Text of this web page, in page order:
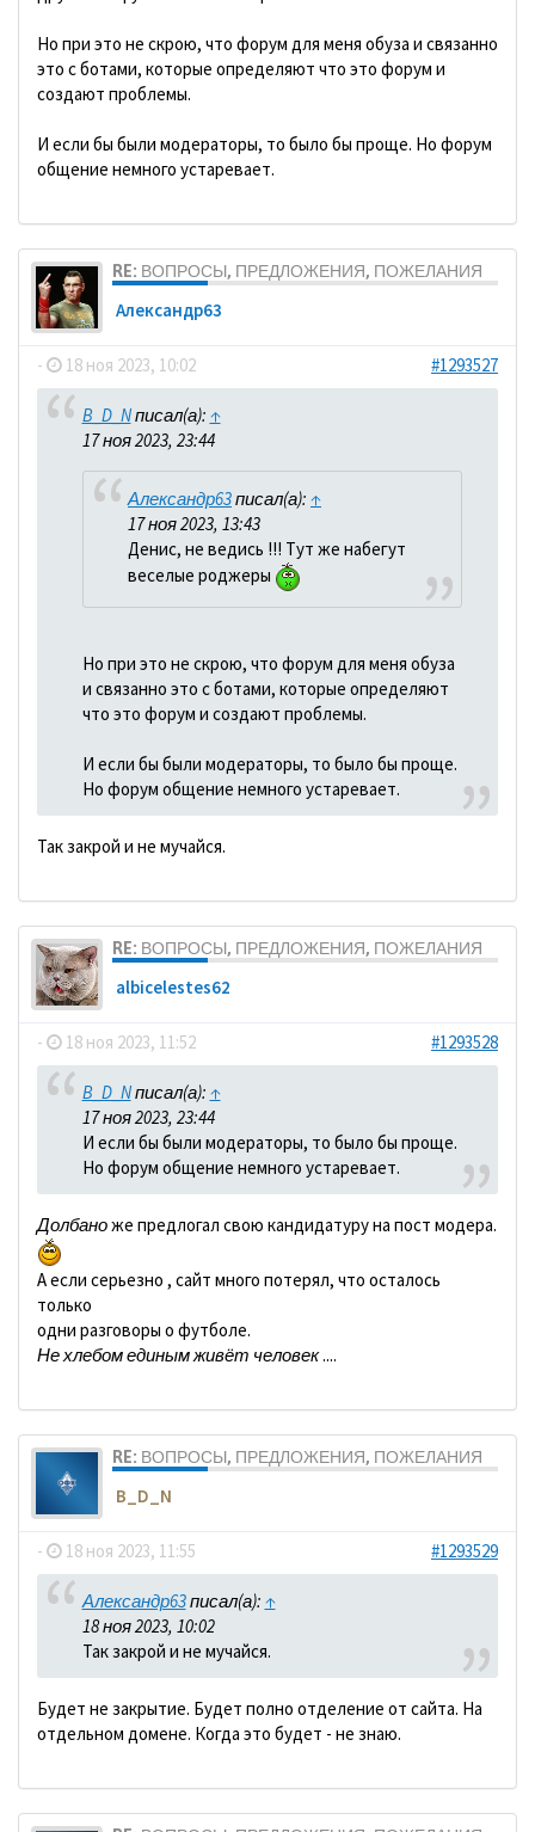
Но при это не скрою, что форум для меня обуза и связанно
это с ботами, которые определяют что это форум и
создают проблемы.
И если бы были модераторы, то было бы проще. Но форум
общение немного устаревает.
RE: ВОПРОСЫ, ПРЕДЛОЖЕНИЯ, ПОЖЕЛАНИЯ
Александр63
- 18 ноя 2023, 10:02 #1293527
B_D_Nписал(а): ↑
17 ноя 2023, 23:44
Александр63писал(а): ↑
17 ноя 2023, 13:43
Денис, не ведись !!! Тут же набегут
веселые роджеры
Но при это не скрою, что форум для меня обуза
и связанно это с ботами, которые определяют
что это форум и создают проблемы.
И если бы были модераторы, то было бы проще.
Но форум общение немного устаревает.
Так закрой и не мучайся.
RE: ВОПРОСЫ, ПРЕДЛОЖЕНИЯ, ПОЖЕЛАНИЯ
albicelestes62
- 18 ноя 2023, 11:52 #1293528
B_D_Nписал(а): ↑
17 ноя 2023, 23:44
И если бы были модераторы, то было бы проще.
Но форум общение немного устаревает.
Долбаноже предлогал свою кандидатуру на пост модера.
А если серьезно , сайт много потерял, что осталось
только
одни разговоры о футболе.
Не хлебом единым живёт человек....
RE: ВОПРОСЫ, ПРЕДЛОЖЕНИЯ, ПОЖЕЛАНИЯ
B_D_N
- 18 ноя 2023, 11:55 #1293529
Александр63писал(а): ↑
18 ноя 2023, 10:02
Так закрой и не мучайся.
Будет не закрытие. Будет полно отделение от сайта. На
отдельном домене. Когда это будет - не знаю.